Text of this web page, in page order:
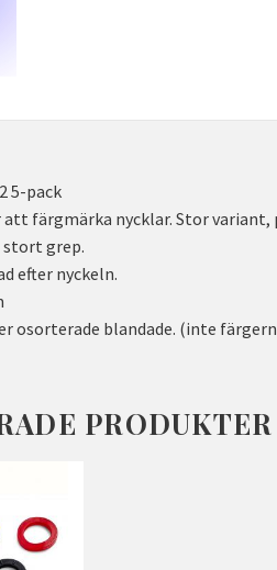
5-pack
färgmärka nycklar. Stor variant,
stort grep.
efter nyckeln.
osorterade blandade. (inte
PRODUKTER